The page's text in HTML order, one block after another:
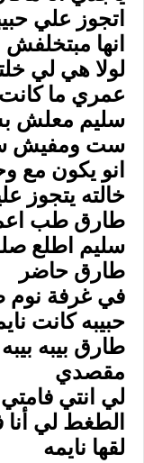
اتجوز علي
انها
لولا هي لي
عمري ما
سليم معلش
ست ومفيش
انو يكون مع
خالته يتجوز
طارق طب
سليم اطلع
طارق حاضر
في غرفة نوم
حبيبه كانت
طارق بيبه
مقصدي
لي انتي
الطغط لي أنا
لقها نايمه